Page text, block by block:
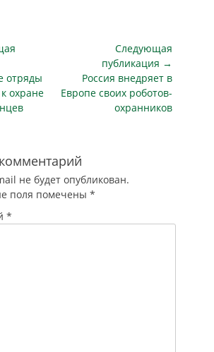
и
в
—
отряды
охране
Следующая
публикация →
Следующая
публикация
Россия внедряет в
Европе своих роботов-
охранников
не будет опубликован.
поля помечены *
*